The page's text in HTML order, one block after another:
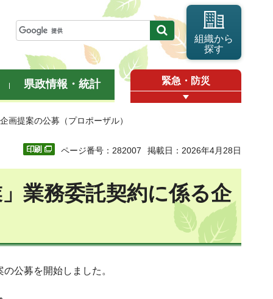
組織から
探す
県政情報・統計 緊急・防災
画提案の公募（プロポーザル）
ページ番号：282007 掲載日：2026年4月28日
業務委託契約に係る企
公募を開始しました。